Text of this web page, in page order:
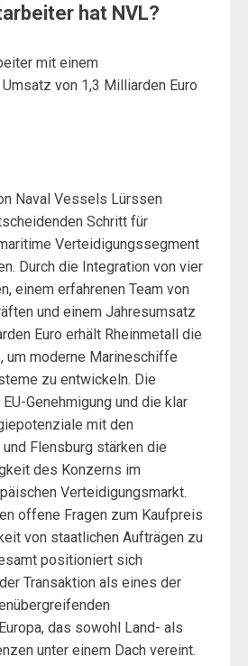
hat NVL?
mit einem
von 1,3 Milliarden Euro
Naval Vessels Lürssen
Schritt für
Verteidigungssegment
Durch die Integration von vier
einem erfahrenen Team von
und einem Jahresumsatz
Euro erhält Rheinmetall die
um moderne Marineschiffe
zu entwickeln. Die
Genehmigung und die klar
mit den
Flensburg stärken die
des Konzerns im
Verteidigungsmarkt.
offene Fragen zum Kaufpreis
von staatlichen Aufträgen zu
positioniert sich
Transaktion als eines der
das sowohl Land- als
unter einem Dach vereint.